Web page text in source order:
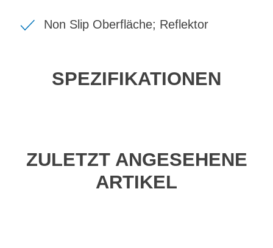
Non Slip Oberfläche; Reflektor
SPEZIFIKATIONEN
ZULETZT ANGESEHENE
ARTIKEL